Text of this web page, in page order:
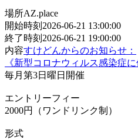
場所AZ.place
開始時刻 2026-06-21 13:00:00
終了時刻 2026-06-21 19:00:00
内容すけどんからのお知らせ：
《新型コロナウィルス感染症
毎月第3日曜日開催
エントリーフィー
2000円（ワンドリンク制）
形式